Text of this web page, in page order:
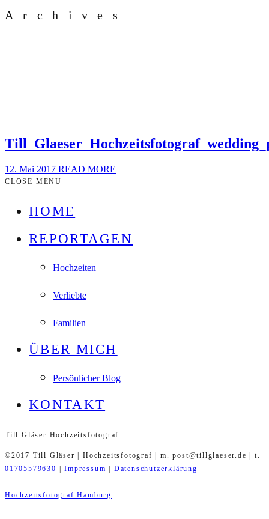
Archives
12. Mai 2017 READ MORE
CLOSE MENU
HOME
REPORTAGEN
Hochzeiten
Verliebte
Familien
ÜBER MICH
Persönlicher Blog
KONTAKT
Till Gläser Hochzeitsfotograf
©2017 Till Gläser | Hochzeitsfotograf | m. post@tillglaeser.de | t.
01705579630
|Impressum Datenschutzerklärung
Hochzeitsfotograf Hamburg